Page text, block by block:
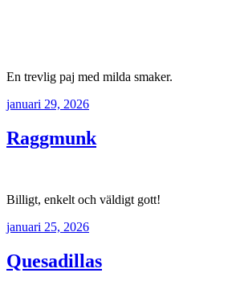
En trevlig paj med milda smaker.
januari 29, 2026
Raggmunk
Billigt, enkelt och väldigt gott!
januari 25, 2026
Quesadillas